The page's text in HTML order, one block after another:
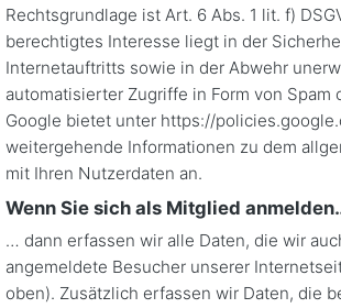
Rechtsgrundlage ist Art. 6 Abs. 1 lit. f)
berechtigtes Interesse liegt in der
Internetauftritts sowie in der Abwehr
automatisierter Zugriffe in Form von Spam
Google bietet unter https://
weitergehende Informationen zu dem
mit Ihren Nutzerdaten an.
Wenn Sie sich als Mitglied
… dann erfassen wir alle Daten, die wir
angemeldete Besucher unserer
oben). Zusätzlich erfassen wir Daten, die